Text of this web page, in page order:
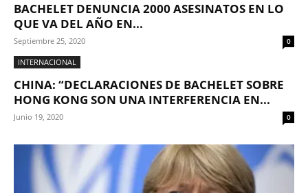
BACHELET DENUNCIA 2000 ASESINATOS EN LO
QUE VA DEL AÑO EN...
Septiembre 25, 2020 0
INTERNACIONAL
CHINA: “DECLARACIONES DE BACHELET SOBRE
HONG KONG SON UNA INTERFERENCIA EN...
Junio 19, 2020 0